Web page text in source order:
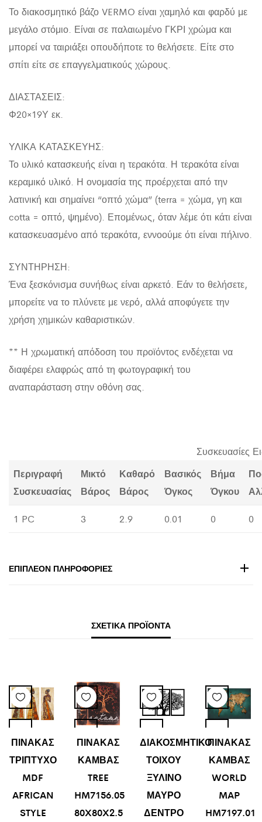
Το διακοσμητικό βάζο VERMO είναι χαμηλό και φαρδύ με
μεγάλο στόμιο. Είναι σε παλαιωμένο ΓΚΡΙ χρώμα και
μπορεί να ταιριάξει οπουδήποτε το θελήσετε. Είτε στο
σπίτι είτε σε επαγγελματικούς χώρους.
ΔΙΑΣΤΑΣΕΙΣ:
Φ20×19Υ εκ.
ΥΛΙΚΑ ΚΑΤΑΣΚΕΥΗΣ:
Το υλικό κατασκευής είναι η τερακότα. Η τερακότα είναι
κεραμικό υλικό. Η ονομασία της προέρχεται από την
λατινική και σημαίνει “οπτό χώμα” (terra = χώμα, γη και
cotta = οπτό, ψημένο). Επομένως, όταν λέμε ότι κάτι είναι
κατασκευασμένο από τερακότα, εννοούμε ότι είναι πήλινο.
ΣΥΝΤΗΡΗΣΗ:
Ένα ξεσκόνισμα συνήθως είναι αρκετό. Εάν το θελήσετε,
μπορείτε να το πλύνετε με νερό, αλλά αποφύγετε την
χρήση χημικών καθαριστικών.
** Η χρωματική απόδοση του προϊόντος ενδέχεται να
διαφέρει ελαφρώς από τη φωτογραφική του
αναπαράσταση στην οθόνη σας.
Συσκευασίες
Περιγραφή
Συσκευασίας
Μικτό
Βάρος
Καθαρό
Βάρος
Βασικός
Όγκος
Βήμα
Όγκου
1 PC 3 2.9 0.01 0 0
ΕΠΙΠΛΈΟΝ ΠΛΗΡΟΦΟΡΊΕΣ
ΣΧΕΤΙΚΆ ΠΡΟΪΌΝΤΑ
ΠΙΝΑΚΑΣ
ΤΡΙΠΤΥΧΟ
MDF
AFRICAN
STYLE
ΠΙΝΑΚΑΣ
ΚΑΜΒΑΣ
TREE
HM7156.05
80X80X2.5
ΔΙΑΚΟΣΜΗΤΙΚΟ
ΤΟΙΧΟΥ
ΞΥΛΙΝΟ
ΜΑΥΡΟ
ΔΕΝΤΡΟ
ΠΙΝΑΚΑΣ
ΚΑΜΒΑΣ
WORLD
MAP
HM7197.01